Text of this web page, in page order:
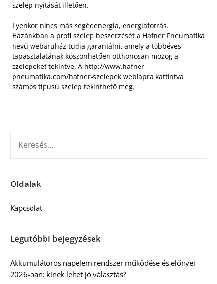
szelep nyitását illetően.
Ilyenkor nincs más segédenergia, energiaforrás.
Hazánkban a profi szelep beszerzését a Hafner Pneumatika
nevű webáruház tudja garantálni, amely a többéves
tapasztalatának köszönhetően otthonosan mozog a
szelepeket tekintve. A http://www.hafner-
pneumatika.com/hafner-szelepek weblapra kattintva
számos típusú szelep tekinthető meg.
Oldalak
Kapcsolat
Legutóbbi bejegyzések
Akkumulátoros napelem rendszer működése és előnyei
2026-ban: kinek lehet jó választás?